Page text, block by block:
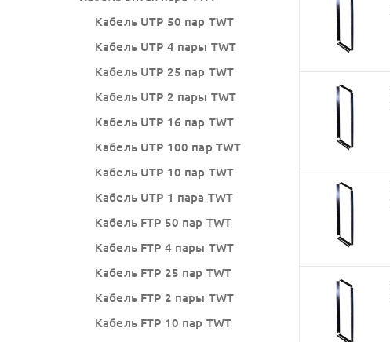
Кабель UTP 50 пар TWT
Кабель UTP 4 пары TWT
Кабель UTP 25 пар TWT
Кабель UTP 2 пары TWT
Кабель UTP 16 пар TWT
Кабель UTP 100 пар TWT
Кабель UTP 10 пар TWT
Кабель UTP 1 пара TWT
Кабель FTP 50 пар TWT
Кабель FTP 4 пары TWT
Кабель FTP 25 пар TWT
Кабель FTP 2 пары TWT
Кабель FTP 10 пар TWT